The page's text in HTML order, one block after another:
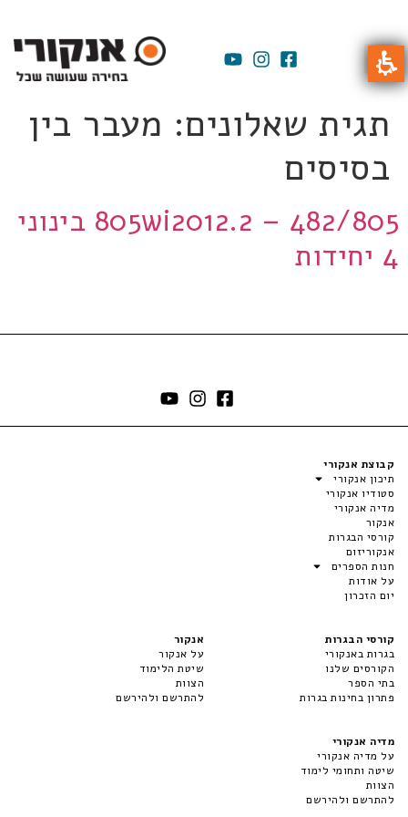
תגית שאלונים: מעבר בין
בסיסים
805wi2012.2 – 482/805 בינוני
4 יחידות
קבוצת אנקורי
תיכון אנקורי
סטודיו אנקורי
מדיה אנקורי
אנקור
קורסי הבגרות
אנקוריזום
חנות הספרים
על אודות
יום הזכרון
קורסי הבגרות
בגרות באנקורי
הקורסים שלנו
בתי הספר
פתרון בחינות בגרות
אנקור
על אנקור
שיטת הלימוד
הצוות
להתרשם ולהירשם
מדיה אנקורי
על מדיה אנקורי
שיטה ותחומי לימוד
הצוות
להתרשם ולהירשם